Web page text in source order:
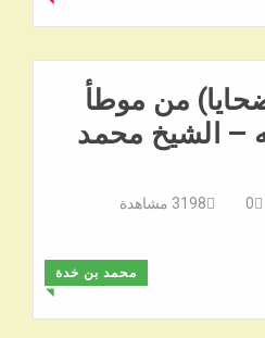
من موطأ
– الشيخ محمد
0
3198 مشاهدة
محمد بن خدة
◥